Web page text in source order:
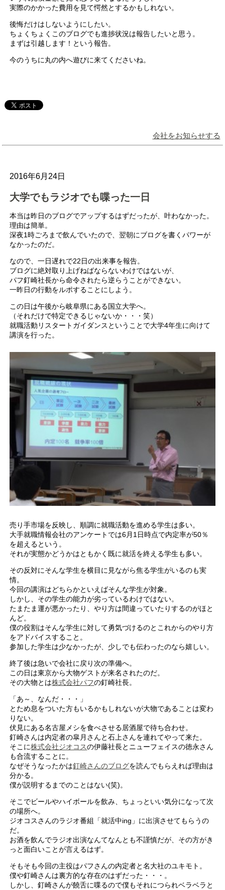
実際のかかった費用を見て愕然とするかもしれない。
後悔だけはしないようにしたい。
ちょくちょくこのブログでも進捗状況は報告したいと思う。
まずは引越します！という報告。
今のうちに丸の内へ遊びに来てくださいね。
会社をお知らせする
2016年6月24日
大学でもラジオでも喋った一日
本当は昨日のブログでアップするはずだったが、叶わなかった。
理由は簡単。
深夜1時ごろまで飲んでいたので、翌朝にブログを書くパワーが
なかったのだ。
なので、一日遅れで22日の出来事を報告。
ブログに絶対取り上げねばならないわけではないが、
パフ釘崎社長から命令されたら逆らうことができない。
一昨日の行動をルポすることにしよう。
この日は午後から岐阜県にある国立大学へ。
（それだけで特定できるじゃないか・・・笑）
就職活動リスタートガイダンスということで大学4年生に向けて
講演を行った。
売り手市場を反映し、順調に就職活動を進める学生は多い。
大手就職情報会社のアンケートでは6月1日時点で内定率が50％
を超えるという。
それが実態かどうかはともかく既に就活を終える学生も多い。
その反対にそんな学生を横目に見ながら焦る学生がいるのも実
情。
今回の講演はどちらかといえばそんな学生が対象。
しかし、その学生の能力が劣っているわけではない。
たまたま運が悪かったり、やり方は間違っていたりするのがほと
んど。
僕の役割はそんな学生に対して勇気づけるのとこれからのやり方
をアドバイスすること。
参加した学生は少なかったが、少しでも伝わったのなら嬉しい。
終了後は急いで会社に戻り次の準備へ。
この日は東京から大物ゲストが来名されたのだ。
その大物とは株式会社パフの釘崎社長。
「あ～、なんだ・・・」
とため息をついた方もいるかもしれないが大物であることは変わ
りない。
伏見にある名古屋メシを食べさせる居酒屋で待ち合わせ。
釘崎さんは内定者の皐月さんと石上さんを連れてやって来た。
そこに株式会社ジオコスの伊藤社長とニューフェイスの徳永さん
も合流することに。
なぜそうなったかは釘崎さんのブログを読んでもらえれば理由は
分かる。
僕が説明するまでのことはない(笑)。
そこでビールやハイボールを飲み、ちょっといい気分になって次
の場所へ。
ジオコスさんのラジオ番組「就活中ing」に出演させてもらうの
だ。
お酒を飲んでラジオ出演なんてなんとも不謹慎だが、その方がき
っと面白いことが言えるはず。
そもそも今回の主役はパフさんの内定者と名大社のユキモト。
僕や釘崎さんは裏方的な存在のはずだった・・・。
しかし、釘崎さんが饒舌に喋るので僕もそれにつられベラベラと